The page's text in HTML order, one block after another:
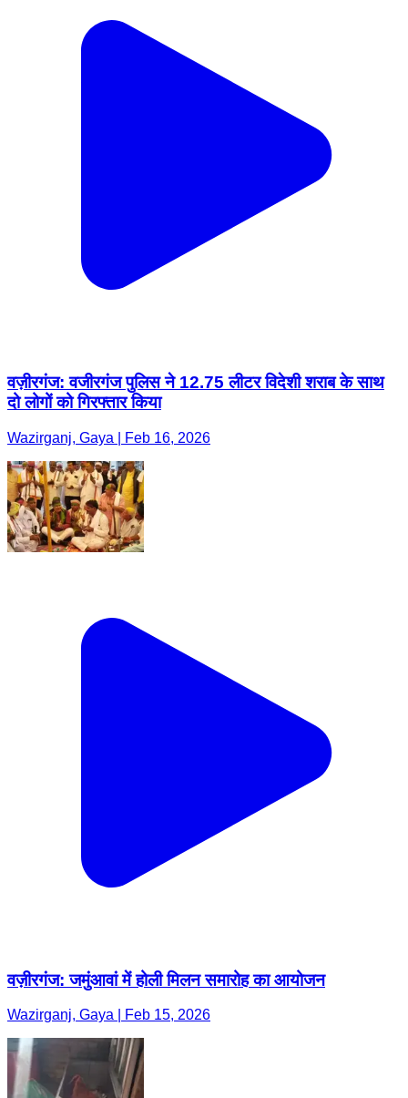
वज़ीरगंज: वजीरगंज पुलिस ने 12.75 लीटर विदेशी शराब के साथ
दो लोगों को गिरफ्तार किया
Wazirganj, Gaya | Feb 16, 2026
वज़ीरगंज: जमुंआवां में होली मिलन समारोह का आयोजन
Wazirganj, Gaya | Feb 15, 2026